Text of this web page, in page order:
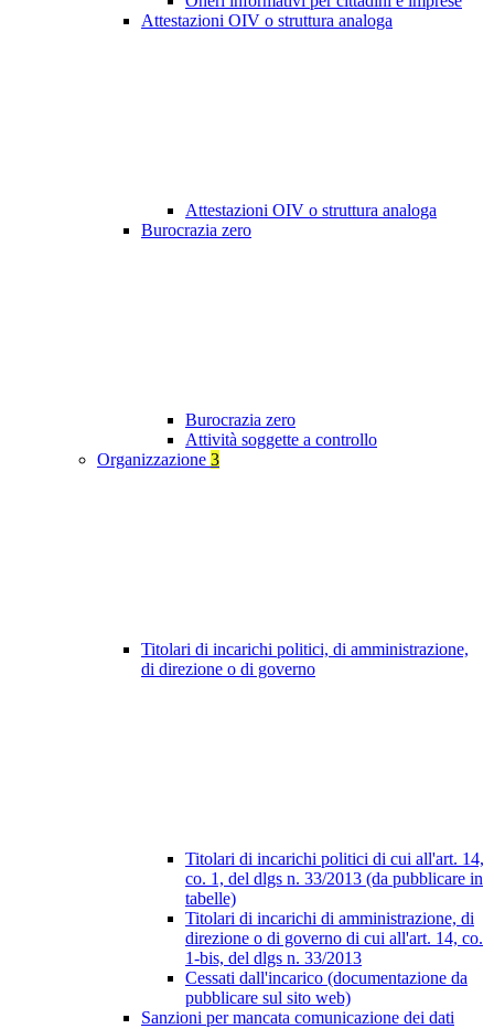
Attestazioni OIV o struttura analoga
Attestazioni OIV o struttura analoga
Burocrazia zero
Burocrazia zero
Attività soggette a controllo
Organizzazione 3
Titolari di incarichi politici, di amministrazione,
di direzione o di governo
Titolari di incarichi politici di cui all'art. 14,
co. 1, del dlgs n. 33/2013 (da pubblicare in
tabelle)
Titolari di incarichi di amministrazione, di
direzione o di governo di cui all'art. 14, co.
1-bis, del dlgs n. 33/2013
Cessati dall'incarico (documentazione da
pubblicare sul sito web)
Sanzioni per mancata comunicazione dei dati